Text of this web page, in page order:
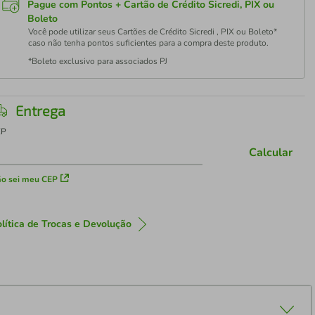
Pague com Pontos + Cartão de Crédito Sicredi, PIX ou
Boleto
Você pode utilizar seus Cartões de Crédito Sicredi , PIX ou Boleto*
caso não tenha pontos suficientes para a compra deste produto.
*Boleto exclusivo para associados PJ
Entrega
sei meu CEP
Calcular
de Trocas e Devolução